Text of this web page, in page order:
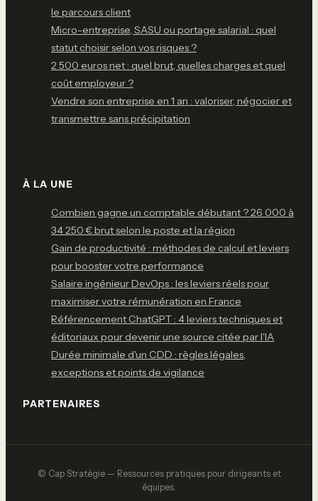
le parcours client
Micro-entreprise, SASU ou portage salarial : quel
statut choisir selon vos risques ?
2 500 euros net : quel brut, quelles charges et quel
coût employeur ?
Vendre son entreprise en 1 an : valoriser, négocier et
transmettre sans précipitation
À LA UNE
Combien gagne un comptable débutant ? 26 000 à
34 250 € brut selon le poste et la région
Gain de productivité : méthodes de calcul et leviers
pour booster votre performance
Salaire ingénieur DevOps : les leviers réels pour
maximiser votre rémunération en France
Référencement ChatGPT : 4 leviers techniques et
éditoriaux pour devenir une source citée par l'IA
Durée minimale d'un CDD : règles légales,
exceptions et points de vigilance
PARTENAIRES
© Cap Stratégie — Ressources pratiques pour dirigeants et
équipes.